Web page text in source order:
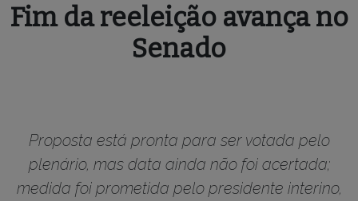
Fim da reeleição avança no
Senado
Proposta está pronta para ser votada pelo
plenário, mas data ainda não foi acertada;
medida foi prometida pelo presidente interino,